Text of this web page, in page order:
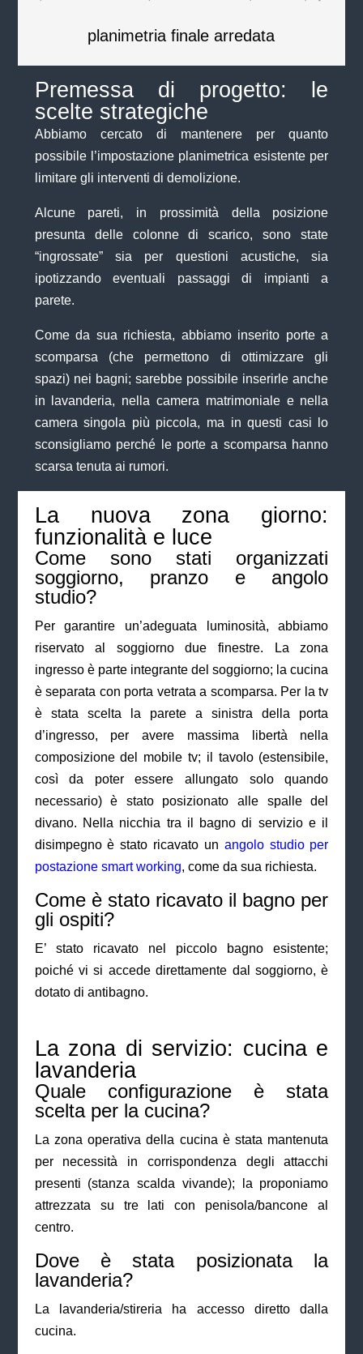
planimetria finale arredata
Premessa di progetto: le
scelte strategiche
Abbiamo cercato di mantenere per quanto
possibile l’impostazione planimetrica esistente per
limitare gli interventi di demolizione.
Alcune pareti, in prossimità della posizione
presunta delle colonne di scarico, sono state
“ingrossate” sia per questioni acustiche, sia
ipotizzando eventuali passaggi di impianti a
parete.
Come da sua richiesta, abbiamo inserito porte a
scomparsa (che permettono di ottimizzare gli
spazi) nei bagni; sarebbe possibile inserirle anche
in lavanderia, nella camera matrimoniale e nella
camera singola più piccola, ma in questi casi lo
sconsigliamo perché le porte a scomparsa hanno
scarsa tenuta ai rumori.
La nuova zona giorno:
funzionalità e luce
Come sono stati organizzati
soggiorno, pranzo e angolo
studio?
Per garantire un’adeguata luminosità, abbiamo
riservato al soggiorno due finestre. La zona
ingresso è parte integrante del soggiorno; la cucina
è separata con porta vetrata a scomparsa. Per la tv
è stata scelta la parete a sinistra della porta
d’ingresso, per avere massima libertà nella
composizione del mobile tv; il tavolo (estensibile,
così da poter essere allungato solo quando
necessario) è stato posizionato alle spalle del
divano. Nella nicchia tra il bagno di servizio e il
disimpegno è stato ricavato un angolo studio per
postazione smart working, come da sua richiesta.
Come è stato ricavato il bagno per
gli ospiti?
E’ stato ricavato nel piccolo bagno esistente;
poiché vi si accede direttamente dal soggiorno, è
dotato di antibagno.
La zona di servizio: cucina e
lavanderia
Quale configurazione è stata
scelta per la cucina?
La zona operativa della cucina è stata mantenuta
per necessità in corrispondenza degli attacchi
presenti (stanza scalda vivande); la proponiamo
attrezzata su tre lati con penisola/bancone al
centro.
Dove è stata posizionata la
lavanderia?
La lavanderia/stireria ha accesso diretto dalla
cucina.